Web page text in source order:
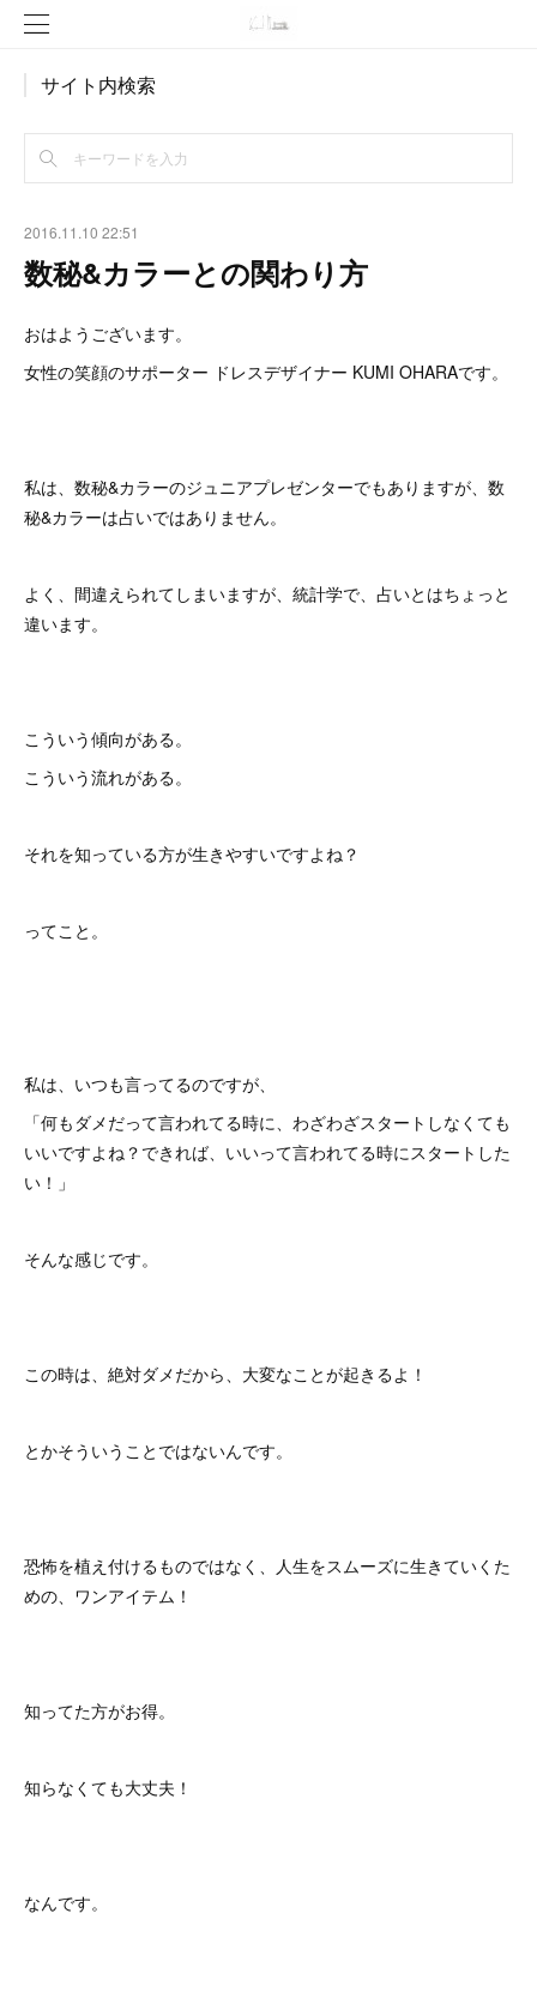
サイト内検索
2016.11.10 22:51
数秘&カラーとの関わり方
おはようございます。
女性の笑顔のサポーター ドレスデザイナー KUMI OHARAです。
私は、数秘&カラーのジュニアプレゼンターでもありますが、数
秘&カラーは占いではありません。
よく、間違えられてしまいますが、統計学で、占いとはちょっと
違います。
こういう傾向がある。
こういう流れがある。
それを知っている方が生きやすいですよね？
ってこと。
私は、いつも言ってるのですが、
「何もダメだって言われてる時に、わざわざスタートしなくても
いいですよね？できれば、いいって言われてる時にスタートした
い！」
そんな感じです。
この時は、絶対ダメだから、大変なことが起きるよ！
とかそういうことではないんです。
恐怖を植え付けるものではなく、人生をスムーズに生きていくた
めの、ワンアイテム！
知ってた方がお得。
知らなくても大丈夫！
なんです。